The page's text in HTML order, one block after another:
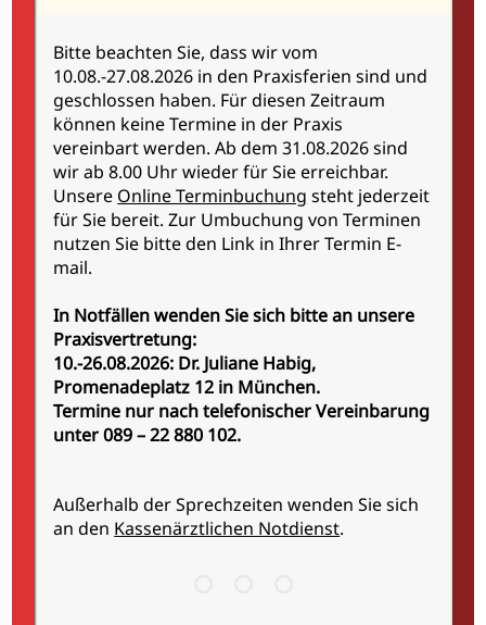
Haarausfall kann unterschiedliche
Ursachen haben. Am häufigsten ist der
erblich bedingte (androgenetische)
Haarausfall.
Effluvium) aufgrund unterschiedlicher
Auslöser, wie beispielsweise Einnahme von
Bitte beachten Sie, dass wir vom
10.08.-27.08.2026 in den Praxisferien sind und
geschlossen haben. Für diesen Zeitraum
können keine Termine in der Praxis
vereinbart werden. Ab dem 31.08.2026 sind
wir ab 8.00 Uhr wieder für Sie erreichbar.
Unsere Online Terminbuchung steht jederzeit
für Sie bereit. Zur Umbuchung von Terminen
nutzen Sie bitte den Link in Ihrer Termin E-
mail.
In Notfällen wenden Sie sich bitte an unsere
Praxisvertretung:
10.-26.08.2026: Dr. Juliane Habig,
Promenadeplatz 12 in München.
Termine nur nach telefonischer Vereinbarung
unter 089 – 22 880 102.
Außerhalb der Sprechzeiten wenden Sie sich
an den Kassenärztlichen Notdienst.